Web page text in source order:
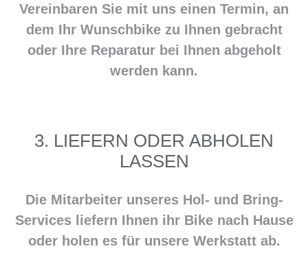
Vereinbaren Sie mit uns einen Termin, an
dem Ihr Wunschbike zu Ihnen gebracht
oder Ihre Reparatur bei Ihnen abgeholt
werden kann.
3. LIEFERN ODER ABHOLEN
LASSEN
Die Mitarbeiter unseres Hol- und Bring-
Services liefern Ihnen ihr Bike nach Hause
oder holen es für unsere Werkstatt ab.